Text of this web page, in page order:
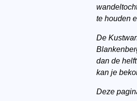
te houden
De
dan de
kan je
Deze